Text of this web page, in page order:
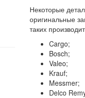
Некоторые
оригинальные
таких
Cargo;
Bosch;
Valeo;
Krauf;
Messmer;
Delco